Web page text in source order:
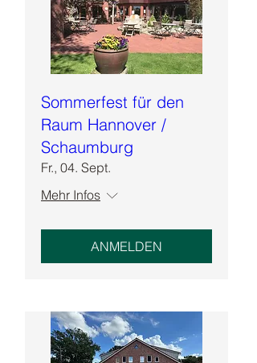
Sommerfest für den
Raum Hannover /
Schaumburg
Fr., 04. Sept.
Mehr Infos
ANMELDEN